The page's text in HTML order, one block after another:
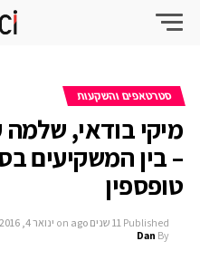
סטרטאפים והשקעות
מיקי בודאי, שלמה
– בין המשקיעים
טופספין
Published 11 שנים ago on ינואר 4, 2016
By
Dan